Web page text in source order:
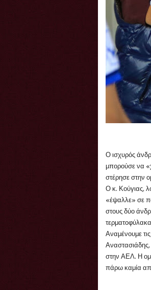
Ο ισχυρός
μπορούσε να
στέρησε στην
Ο κ. Κούγιας,
«έψαλλε» σε
στους δύο
Αναμένουμε
στην ΑΕΛ. Η
πάρω καμία